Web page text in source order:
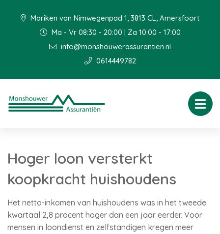
Mariken van Nimwegenpad 1, 3813 CL, Amersfoort
Ma - Vr 08:30 - 20:00 | Za 10:00 - 17:00
info@monshouwerassurantien.nl
0614449782
Hoger loon versterkt
koopkracht huishoudens
Het netto-inkomen van huishoudens was in het tweede
kwartaal 2,8 procent hoger dan een jaar eerder. Voor
mensen in loondienst en zelfstandigen kregen meer